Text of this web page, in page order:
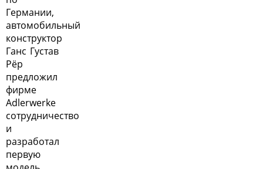
Германии,
автомобильный
конструктор
Ганс Густав
Рёр
предложил
фирме
Adlerwerke
сотрудничество
и
разработал
первую